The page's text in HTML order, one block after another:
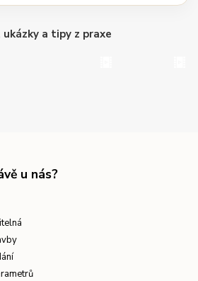
ukázky a tipy z praxe
u nás?